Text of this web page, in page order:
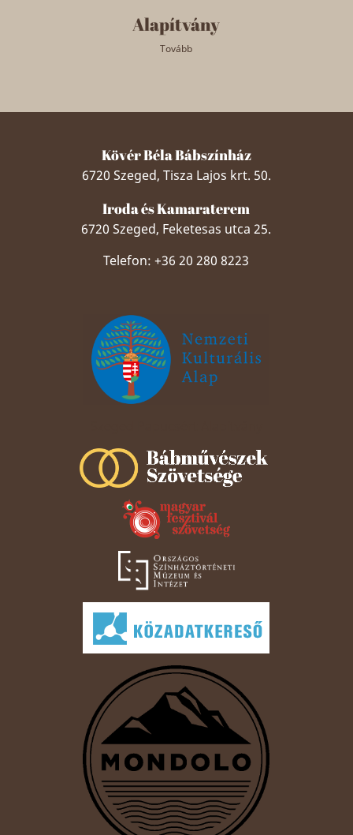
Alapítvány
Tovább
Kövér Béla Bábszínház
6720 Szeged, Tisza Lajos krt. 50.
Iroda és Kamaraterem
6720 Szeged, Feketesas utca 25.
Telefon: +36 20 280 8223